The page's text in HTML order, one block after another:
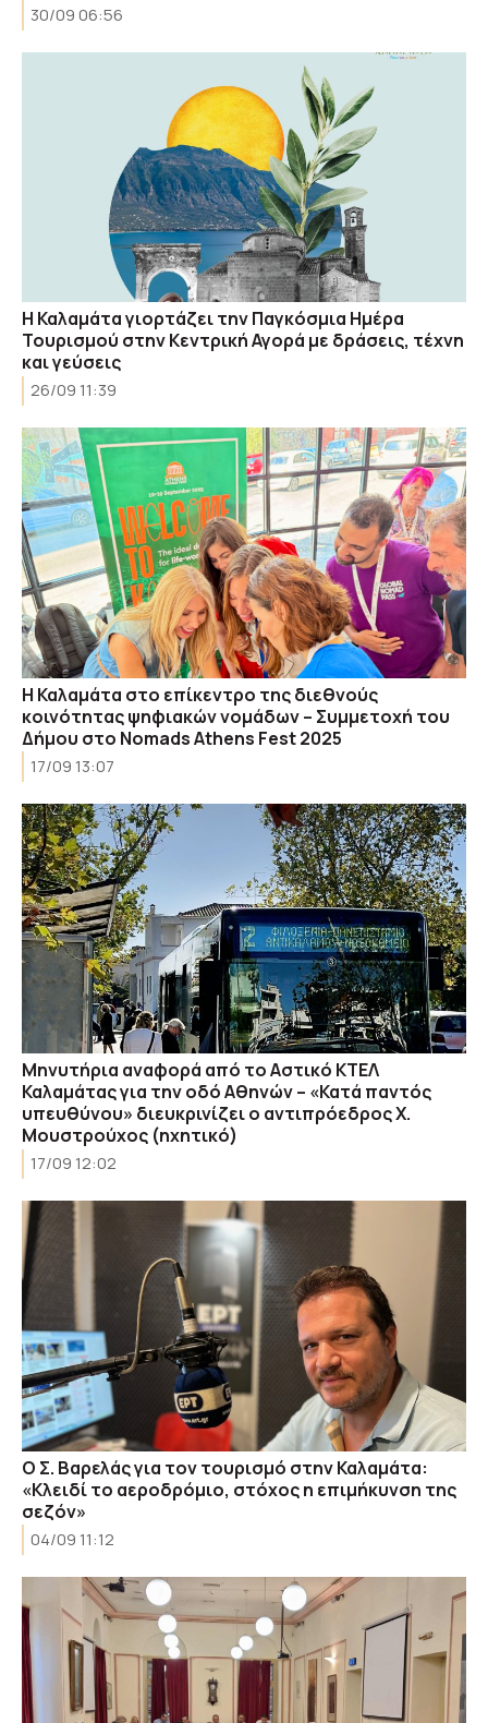
30/09 06:56
Η Καλαμάτα γιορτάζει την Παγκόσμια Ημέρα
Τουρισμού στην Κεντρική Αγορά με δράσεις, τέχνη
και γεύσεις
26/09 11:39
Η Καλαμάτα στο επίκεντρο της διεθνούς
κοινότητας ψηφιακών νομάδων – Συμμετοχή του
Δήμου στο Nomads Athens Fest 2025
17/09 13:07
Μηνυτήρια αναφορά από το Αστικό ΚΤΕΛ
Καλαμάτας για την οδό Αθηνών – «Κατά παντός
υπευθύνου» διευκρινίζει ο αντιπρόεδρος Χ.
Μουστρούχος (ηχητικό)
17/09 12:02
O Σ. Βαρελάς για τον τουρισμό στην Καλαμάτα:
«Κλειδί το αεροδρόμιο, στόχος η επιμήκυνση της
σεζόν»
04/09 11:12